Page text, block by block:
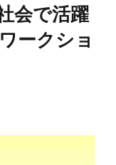
会で活躍
ークショ